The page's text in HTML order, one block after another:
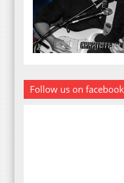
Follow us on facebook